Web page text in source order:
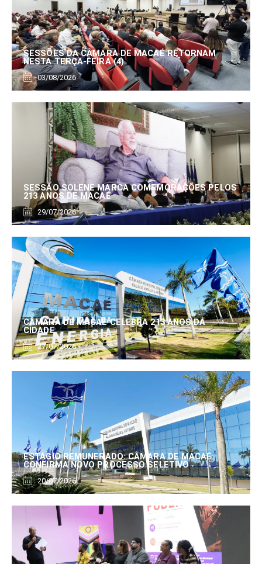
SESSÕES DA CÂMARA DE MACAÉ RETORNAM
NESTA TERÇA-FEIRA (4)
03/08/2026
SESSÃO SOLENE MARCA COMEMORAÇÕES PELOS
213 ANOS DE MACAÉ
29/07/2026
CÂMARA DE MACAÉ CELEBRA 213 ANOS DA
CIDADE
27/07/2026
ESTÁGIO REMUNERADO: CÂMARA DE MACAÉ
CONFIRMA NOVO PROCESSO SELETIVO
20/07/2026